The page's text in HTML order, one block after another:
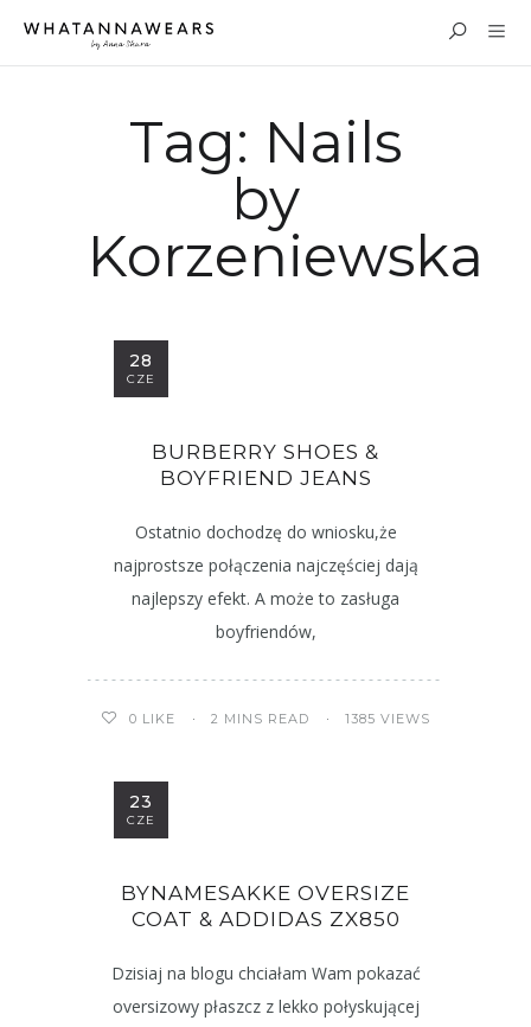
Tag: Nails
by
Korzeniewska
28
CZE
BURBERRY SHOES &
BOYFRIEND JEANS
Ostatnio dochodzę do wniosku,że
najprostsze połączenia najczęściej dają
najlepszy efekt. A może to zasługa
boyfriendów,
0 LIKE 2 MINS READ 1385 VIEWS
23
CZE
BYNAMESAKKE OVERSIZE
COAT & ADDIDAS ZX850
Dzisiaj na blogu chciałam Wam pokazać
oversizowy płaszcz z lekko połyskującej